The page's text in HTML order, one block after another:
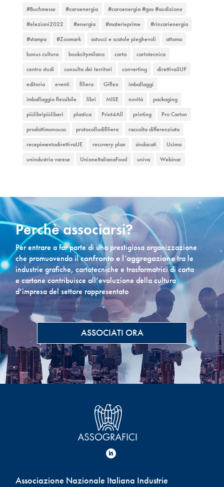
#Buchmesse #caroenergia
#caroenergia #gas #audizione
#elezioni2022
#energia #materieprime
#rincarienergia
#stampa
#Zoomark astucci e scatole pieghevoli
attoma
bonus cultura
bookcitymilano carta
cartotecnica
centro studi
consulta dei territori converting
direttivaSUP
editoria
eventi filiera Giflex
imballaggi
imballaggio flessibile
libri MISE novità
packaging
piùlibripiùliberi
plastica Print4All printing
Pro Carton
prodottimonouso
protocollodifiliera
raccolta differenziata
recepimentodirettivaUE
recovery plan sindacati
Ucima
unindustria varese
UnioneItalianaFood univa Webinar
Perchè associarsi?
Per entrare a far parte di una prestigiosa organizzazione
che promuovendo ilconfronto e l’aggregazionetra le
industrie grafiche, cartotecniche e trasformatrici di carta
e cartone contribuisce all’evoluzione della cultura
d’impresa del settore rappresentato
ASSOCIATI ORA
Associazione Nazionale Italiana Industrie